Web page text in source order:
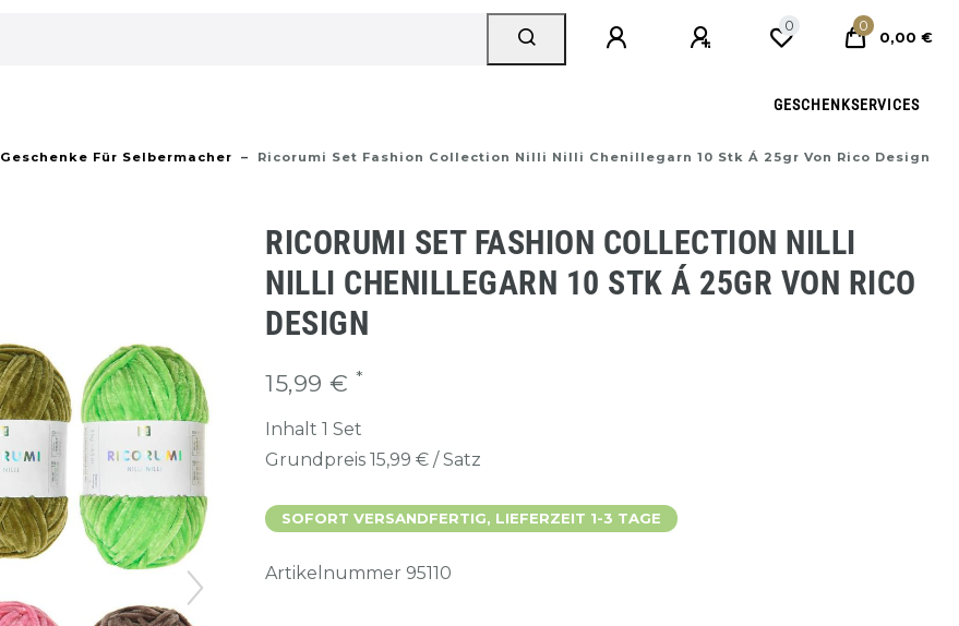
0 0
0,00 €
GESCHENKSERVICES
Geschenke Für Selbermacher Ricorumi Set Fashion Collection Nilli Nilli Chenillegarn 10 Stk Á 25gr Von Rico Design
RICORUMI SET FASHION COLLECTION NILLI
NILLI CHENILLEGARN 10 STK Á 25GR VON RICO
DESIGN
15,99 € *
Inhalt 1 Set
Grundpreis 15,99 € / Satz
SOFORT VERSANDFERTIG, LIEFERZEIT 1-3 TAGE
Artikelnummer 95110